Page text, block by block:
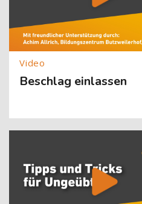
Beschlag einlassen
[Cocoon] About (Text with